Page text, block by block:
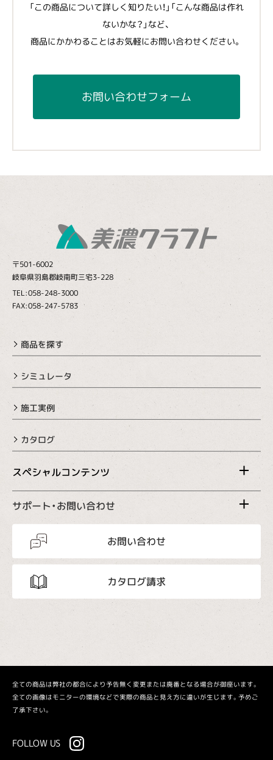
「この商品について詳しく知りたい！」「こんな商品は作れ
ないかな？」など、
商品にかかわることはお気軽にお問い合わせください。
お問い合わせフォーム
〒501-6002
岐阜県羽島郡岐南町三宅3-228
TEL:058-248-3000
FAX:058-247-5783
商品を探す
シミュレータ
施工実例
カタログ
スペシャルコンテンツ
サポート・お問い合わせ
お問い合わせ
カタログ請求
全ての商品は弊社の都合により予告無く変更または廃番となる場合が御座います。
全ての画像はモニターの環境などで実際の商品と見え方に違いが生じます。予めご
了承下さい。
FOLLOW US